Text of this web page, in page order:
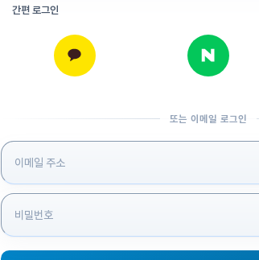
간편 로그인
또는 이메일 로그인
로그인 정보 입력